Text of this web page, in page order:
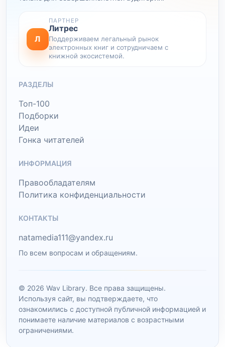
Л
ПАРТНЕР
Литрес
Поддерживаем легальный рынок
электронных книг и сотрудничаем с
книжной экосистемой.
РАЗДЕЛЫ
Топ-100
Подборки
Идеи
Гонка читателей
ИНФОРМАЦИЯ
Правообладателям
Политика конфиденциальности
КОНТАКТЫ
natamedia111@yandex.ru
По всем вопросам и обращениям.
© 2026 Wav Library. Все права защищены.
Используя сайт, вы подтверждаете, что
ознакомились с доступной публичной информацией и
понимаете наличие материалов с возрастными
ограничениями.